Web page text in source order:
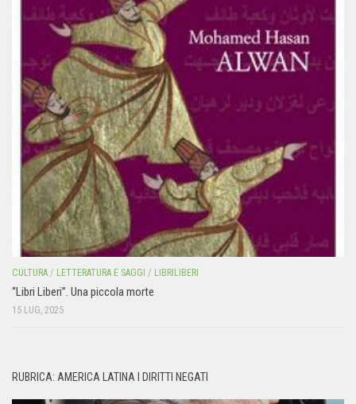
CULTURA / LETTERATURA E SAGGI / LIBRILIBERI
“Libri Liberi”. Una piccola morte
15 LUG, 2025
RUBRICA: AMERICA LATINA I DIRITTI NEGATI